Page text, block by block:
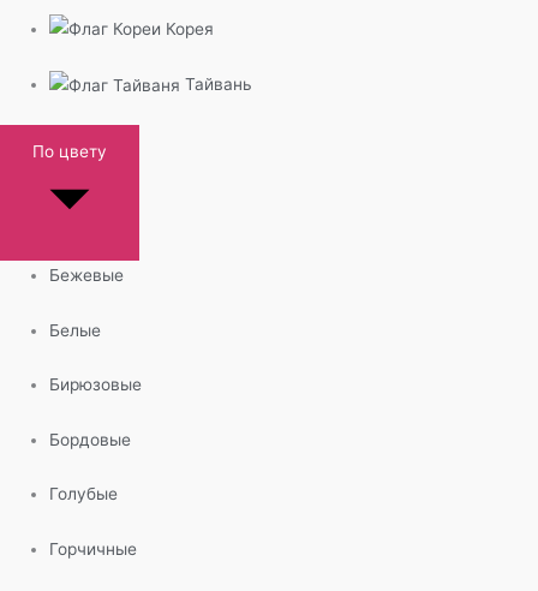
Корея
Тайвань
По цвету
Бежевые
Белые
Бирюзовые
Бордовые
Голубые
Горчичные